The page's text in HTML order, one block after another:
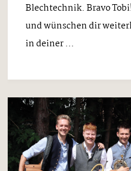
Blechtechnik. Bravo
und wünschen dir
in deiner ...